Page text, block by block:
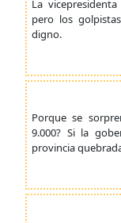
La
pero los
digno.
Porque se
9.000? Si la
provincia